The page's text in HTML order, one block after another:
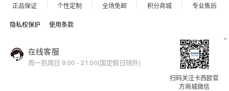
正品保证 个性定制 全场免邮 积分商城 专业售后
隐私权保护 使用条款
在线客服
周一到周日 9:00 - 21:00(国定假日除外)
扫码关注卡西欧官
方商城微信